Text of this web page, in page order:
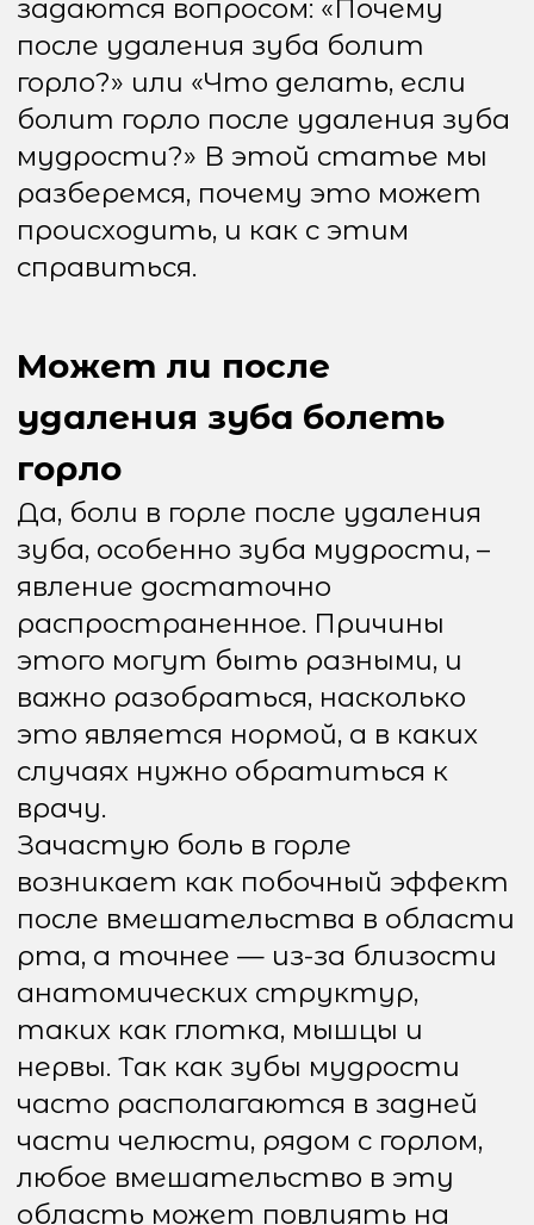
зуба, особенно зуба мудрости, –
явление достаточно
распространенное. Причины
этого могут быть разными, и
важно разобраться, насколько
это является нормой, а в каких
случаях нужно обратиться к
врачу.
Зачастую боль в горле
возникает как побочный эффект
после вмешательства в области
таких как глотка, мышцы и
часто располагаются в задней
любое вмешательство в эту
область может повлиять на
соседние ткани.
Почему после удаления зуба
болит горло?
Причин, по которым может
болеть горло после удаления
зуба, несколько:
1. Реакция на воспаление в
области удаленного зуба
После удаления зуба мудрости в
области лунки может начаться
воспаление, которое
распространяется на соседние
ткани. Воспалительные
процессы могут затрагивать
мышцы и слизистую оболочку
горла, вызывая боль.
2. Травматизация тканей во
время процедуры
В процессе удаления зуба
мудрости стоматолог может
повредить близлежащие ткани,
включая слизистую оболочку
рта и горла. Это также может
вызвать боль в горле. Особенно